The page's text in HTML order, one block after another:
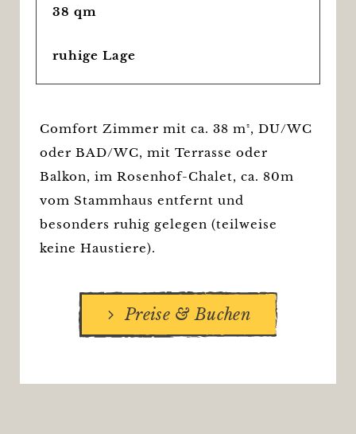
38 qm
ruhige Lage
Comfort Zimmer mit ca. 38 m², DU/WC
oder BAD/WC, mit Terrasse oder
Balkon, im Rosenhof-Chalet, ca. 80m
vom Stammhaus entfernt und
besonders ruhig gelegen (teilweise
keine Haustiere).
Preise & Buchen